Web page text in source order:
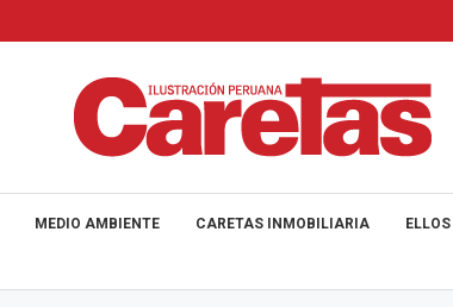
MEDIO AMBIENTE CARETAS INMOBILIARIA